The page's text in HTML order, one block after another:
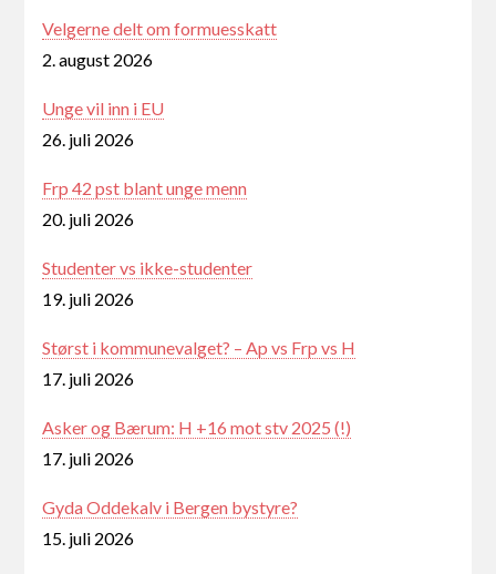
Velgerne delt om formuesskatt
2. august 2026
Unge vil inn i EU
26. juli 2026
Frp 42 pst blant unge menn
20. juli 2026
Studenter vs ikke-studenter
19. juli 2026
Størst i kommunevalget? – Ap vs Frp vs H
17. juli 2026
Asker og Bærum: H +16 mot stv 2025 (!)
17. juli 2026
Gyda Oddekalv i Bergen bystyre?
15. juli 2026